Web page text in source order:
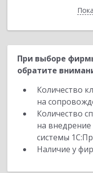
При выборе
обратите
Количество
на
Количество
на
системы
Наличие у